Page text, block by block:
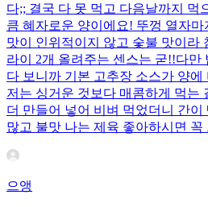
다;; 결국 다 못 먹고 다음날까지 먹
큼 혜자로운 양이에요! 뚜껑 열자마
맛이 인위적이지 않고 숯불 맛이라
라이 2개 올려주는 센스는 굳!! ​다
다 보니까 기본 고추장 소스가 양
저는 싱거운 것보다 매콤하게 먹는
더 만들어 넣어 비벼 먹었더니 간
많고 불맛 나는 제육 좋아하시면
으앵